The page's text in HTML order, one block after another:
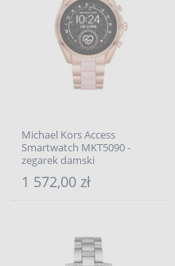
Michael Kors Access
Smartwatch MKT5090 -
zegarek damski
1 572,00 zł